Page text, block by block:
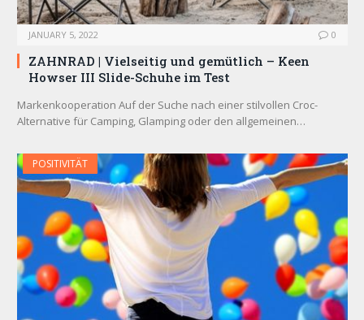
JANUARY 5, 2022 0
ZAHNRAD ​​| Vielseitig und gemütlich – Keen
Howser III Slide-Schuhe im Test
Markenkooperation Auf der Suche nach einer stilvollen Croc-
Alternative für Camping, Glamping oder den allgemeinen…
POSITIVITÄT